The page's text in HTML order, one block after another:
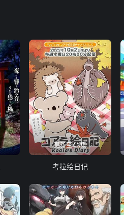
更新至43集
考拉绘日记